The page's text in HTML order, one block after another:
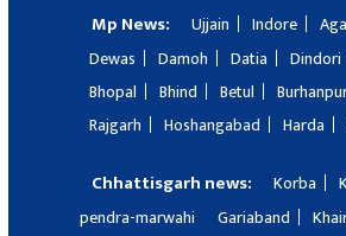
Mp News: Ujjain Indore
Dewas
Damoh Datia Dindori
Bhopal
Bhind Betul
Rajgarh
Hoshangabad Harda
Chhattisgarh news: Korba
pendra-marwahi
Gariaband